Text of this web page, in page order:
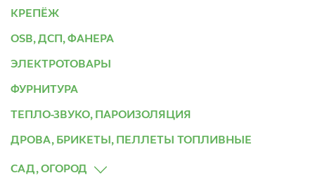
КРЕПЁЖ
OSB, ДСП, ФАНЕРА
ЭЛЕКТРОТОВАРЫ
ФУРНИТУРА
ТЕПЛО-ЗВУКО, ПАРОИЗОЛЯЦИЯ
ДРОВА, БРИКЕТЫ, ПЕЛЛЕТЫ ТОПЛИВНЫЕ
САД, ОГОРОД